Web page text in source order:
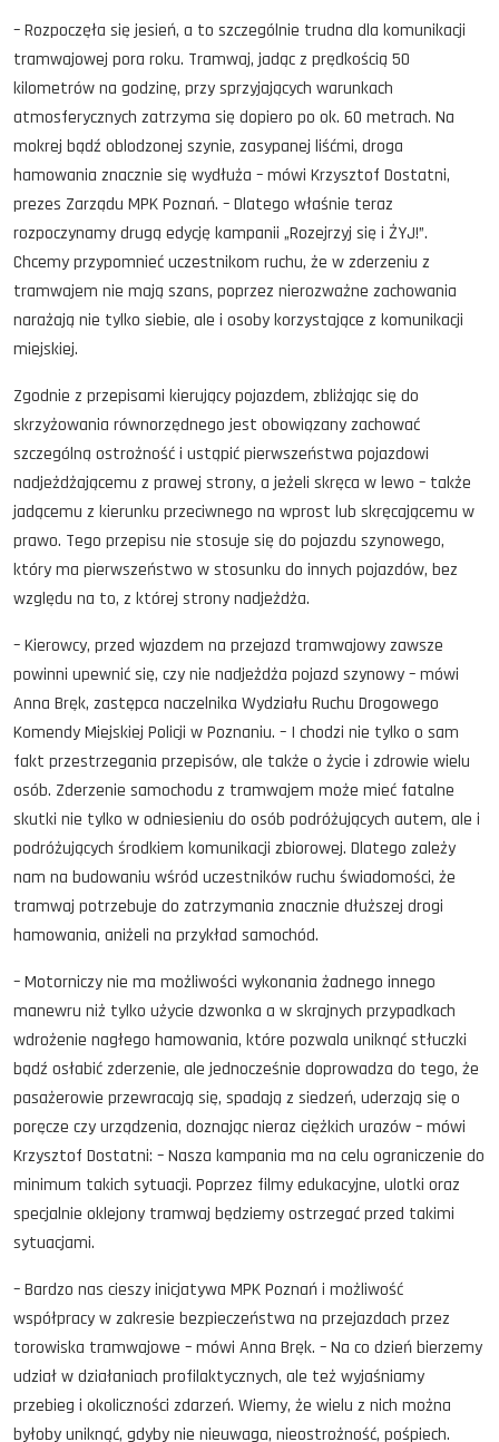
– Rozpoczęła się jesień, a to szczególnie trudna dla komunikacji
tramwajowej pora roku. Tramwaj, jadąc z prędkością 50
kilometrów na godzinę, przy sprzyjających warunkach
atmosferycznych zatrzyma się dopiero po ok. 60 metrach. Na
mokrej bądź oblodzonej szynie, zasypanej liśćmi, droga
hamowania znacznie się wydłuża – mówi Krzysztof Dostatni,
prezes Zarządu MPK Poznań. – Dlatego właśnie teraz
rozpoczynamy drugą edycję kampanii „Rozejrzyj się i ŻYJ!”.
Chcemy przypomnieć uczestnikom ruchu, że w zderzeniu z
tramwajem nie mają szans, poprzez nierozważne zachowania
narażają nie tylko siebie, ale i osoby korzystające z komunikacji
miejskiej.
Zgodnie z przepisami kierujący pojazdem, zbliżając się do
skrzyżowania równorzędnego jest obowiązany zachować
szczególną ostrożność i ustąpić pierwszeństwa pojazdowi
nadjeżdżającemu z prawej strony, a jeżeli skręca w lewo – także
jadącemu z kierunku przeciwnego na wprost lub skręcającemu w
prawo. Tego przepisu nie stosuje się do pojazdu szynowego,
który ma pierwszeństwo w stosunku do innych pojazdów, bez
względu na to, z której strony nadjeżdża.
– Kierowcy, przed wjazdem na przejazd tramwajowy zawsze
powinni upewnić się, czy nie nadjeżdża pojazd szynowy – mówi
Anna Bręk, zastępca naczelnika Wydziału Ruchu Drogowego
Komendy Miejskiej Policji w Poznaniu. – I chodzi nie tylko o sam
fakt przestrzegania przepisów, ale także o życie i zdrowie wielu
osób. Zderzenie samochodu z tramwajem może mieć fatalne
skutki nie tylko w odniesieniu do osób podróżujących autem, ale i
podróżujących środkiem komunikacji zbiorowej. Dlatego zależy
nam na budowaniu wśród uczestników ruchu świadomości, że
tramwaj potrzebuje do zatrzymania znacznie dłuższej drogi
hamowania, aniżeli na przykład samochód.
– Motorniczy nie ma możliwości wykonania żadnego innego
manewru niż tylko użycie dzwonka a w skrajnych przypadkach
wdrożenie nagłego hamowania, które pozwala uniknąć stłuczki
bądź osłabić zderzenie, ale jednocześnie doprowadza do tego, że
pasażerowie przewracają się, spadają z siedzeń, uderzają się o
poręcze czy urządzenia, doznając nieraz ciężkich urazów – mówi
Krzysztof Dostatni: – Nasza kampania ma na celu ograniczenie do
minimum takich sytuacji. Poprzez filmy edukacyjne, ulotki oraz
specjalnie oklejony tramwaj będziemy ostrzegać przed takimi
sytuacjami.
– Bardzo nas cieszy inicjatywa MPK Poznań i możliwość
współpracy w zakresie bezpieczeństwa na przejazdach przez
torowiska tramwajowe – mówi Anna Bręk. – Na co dzień bierzemy
udział w działaniach profilaktycznych, ale też wyjaśniamy
przebieg i okoliczności zdarzeń. Wiemy, że wielu z nich można
byłoby uniknąć, gdyby nie nieuwaga, nieostrożność, pośpiech.